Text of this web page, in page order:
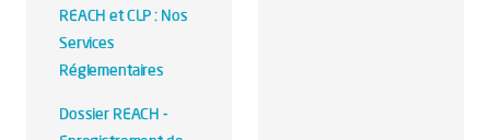
REACH et CLP : Nos
Services
Réglementaires
Dossier REACH -